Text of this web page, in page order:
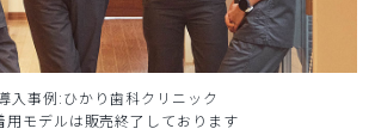
入事例:ひかり歯科クリニック
モデルは販売終了しております